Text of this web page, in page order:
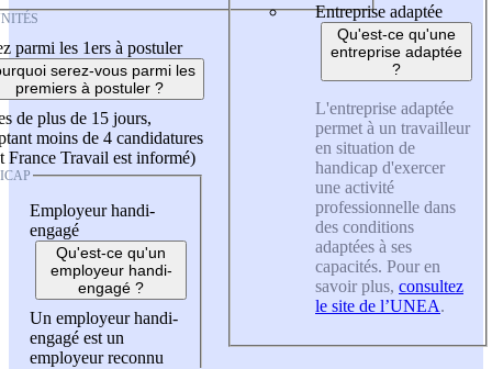
parmi les 1ers à postuler
serez-vous parmi les
premiers à postuler ?
de plus de 15 jours,
moins de 4 candidatures
France Travail est informé)
Employeur handi-
engagé
Qu'est-ce qu'un
employeur handi-
engagé ?
Un employeur handi-
engagé est un
employeur reconnu
Entreprise adaptée
Qu'est-ce qu'une
entreprise adaptée
?
L'entreprise adaptée
permet à un travailleur
en situation de
handicap d'exercer
une activité
professionnelle dans
des conditions
adaptées à ses
capacités. Pour en
savoir plus, consultez
le site de l’UNEA.